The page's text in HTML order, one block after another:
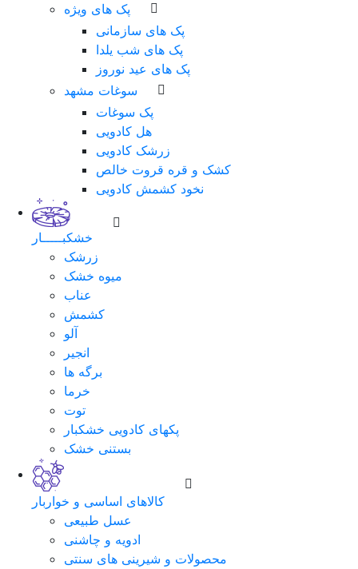
پک های ویژه
پک های سازمانی
پک های شب یلدا
پک های عید نوروز
سوغات مشهد
پک سوغات
هل کادویی
زرشک کادویی
کشک و قره قروت خالص
نخود کشمش کادویی
خشکبـــــار
زرشک
میوه خشک
عناب
کشمش
آلو
انجیر
برگه ها
خرما
توت
پکهای کادویی خشکبار
بستنی خشک
کالاهای اساسی و خواربار
عسل طبیعی
ادویه و چاشنی
محصولات و شیرینی های سنتی